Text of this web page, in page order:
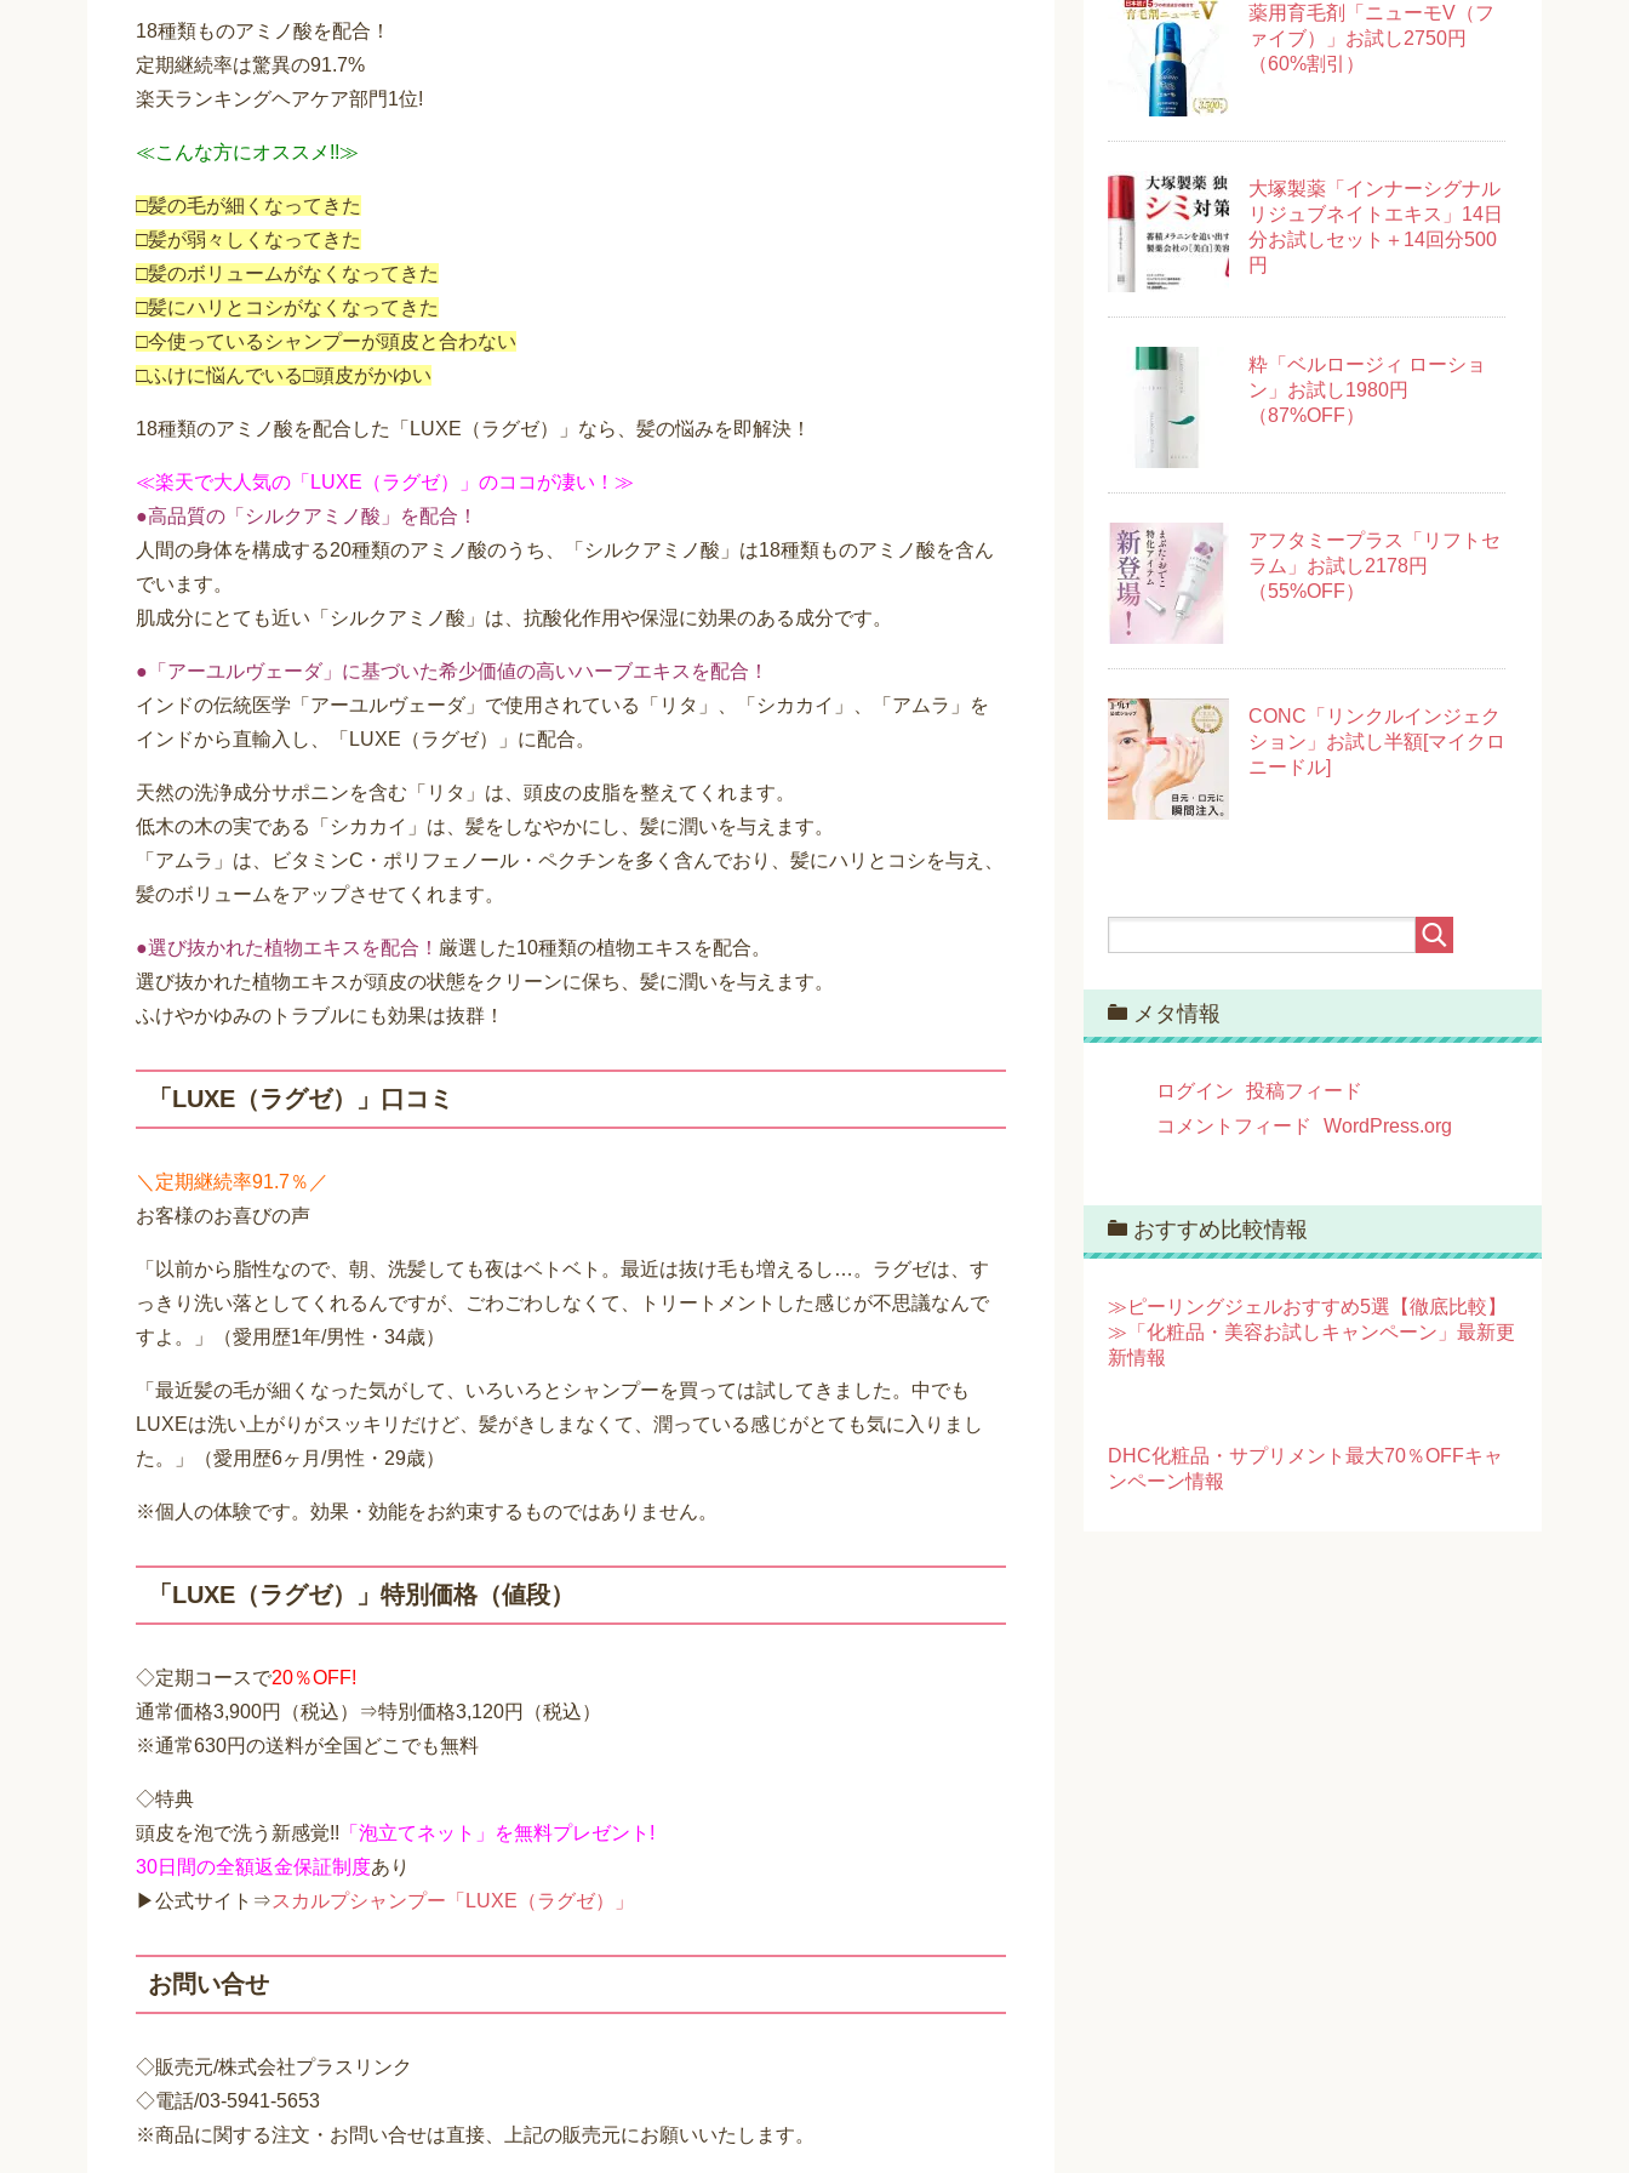
18種類ものアミノ酸を配合！
定期継続率は驚異の91.7%
楽天ランキングヘアケア部門1位!
≪こんな方にオススメ!!≫
□髪の毛が細くなってきた
□髪が弱々しくなってきた
□髪のボリュームがなくなってきた
□髪にハリとコシがなくなってきた
□今使っているシャンプーが頭皮と合わない
□ふけに悩んでいる□頭皮がかゆい
18種類のアミノ酸を配合した「LUXE（ラグゼ）」なら、髪の悩みを即解決！
≪楽天で大人気の「LUXE（ラグゼ）」のココが凄い！≫
●高品質の「シルクアミノ酸」を配合！
人間の身体を構成する20種類のアミノ酸のうち、「シルクアミノ酸」は18種類ものアミノ酸を含ん
でいます。
肌成分にとても近い「シルクアミノ酸」は、抗酸化作用や保湿に効果のある成分です。
●「アーユルヴェーダ」に基づいた希少価値の高いハーブエキスを配合！
インドの伝統医学「アーユルヴェーダ」で使用されている「リタ」、「シカカイ」、「アムラ」を
インドから直輸入し、「LUXE（ラグゼ）」に配合。
天然の洗浄成分サポニンを含む「リタ」は、頭皮の皮脂を整えてくれます。
低木の木の実である「シカカイ」は、髪をしなやかにし、髪に潤いを与えます。
「アムラ」は、ビタミンC・ポリフェノール・ペクチンを多く含んでおり、髪にハリとコシを与え、
髪のボリュームをアップさせてくれます。
●選び抜かれた植物エキスを配合！ 厳選した10種類の植物エキスを配合。
選び抜かれた植物エキスが頭皮の状態をクリーンに保ち、髪に潤いを与えます。
ふけやかゆみのトラブルにも効果は抜群！
「LUXE（ラグゼ）」口コミ
＼定期継続率91.7％／
お客様のお喜びの声
「以前から脂性なので、朝、洗髪しても夜はベトベト。最近は抜け毛も増えるし…。ラグゼは、す
っきり洗い落としてくれるんですが、ごわごわしなくて、トリートメントした感じが不思議なんで
すよ。」（愛用歴1年/男性・34歳）
「最近髪の毛が細くなった気がして、いろいろとシャンプーを買っては試してきました。中でも
LUXEは洗い上がりがスッキリだけど、髪がきしまなくて、潤っている感じがとても気に入りまし
た。」（愛用歴6ヶ月/男性・29歳）
※個人の体験です。効果・効能をお約束するものではありません。
「LUXE（ラグゼ）」特別価格（値段）
◇定期コースで20％OFF!
通常価格3,900円（税込）⇒特別価格3,120円（税込）
※通常630円の送料が全国どこでも無料
◇特典
頭皮を泡で洗う新感覚!! 「泡立てネット」を無料プレゼント!
30日間の全額返金保証制度あり
▶公式サイト⇒スカルプシャンプー「LUXE（ラグゼ）」
お問い合せ
◇販売元/株式会社プラスリンク
◇電話/03-5941-5653
※商品に関する注文・お問い合せは直接、上記の販売元にお願いいたします。
薬用育毛剤「ニューモV（フ
ァイブ）」お試し2750円
（60%割引）
大塚製薬「インナーシグナル
リジュブネイトエキス」14日
分お試しセット＋14回分500
円
粋「ベルロージィ ローショ
ン」お試し1980円
（87%OFF）
アフタミープラス「リフトセ
ラム」お試し2178円
（55%OFF）
CONC「リンクルインジェク
ション」お試し半額[マイクロ
ニードル]
メタ情報
ログイン
投稿フィード
コメントフィード
WordPress.org
おすすめ比較情報
≫ピーリングジェルおすすめ5選【徹底比較】
≫「化粧品・美容お試しキャンペーン」最新更
新情報
DHC化粧品・サプリメント最大70％OFFキャ
ンペーン情報